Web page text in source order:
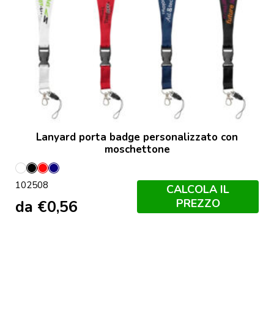
Lanyard porta badge personalizzato con
moschettone
Bianco
Nero
Rosso
Navy
102508
da €0,56
CALCOLA IL
PREZZO